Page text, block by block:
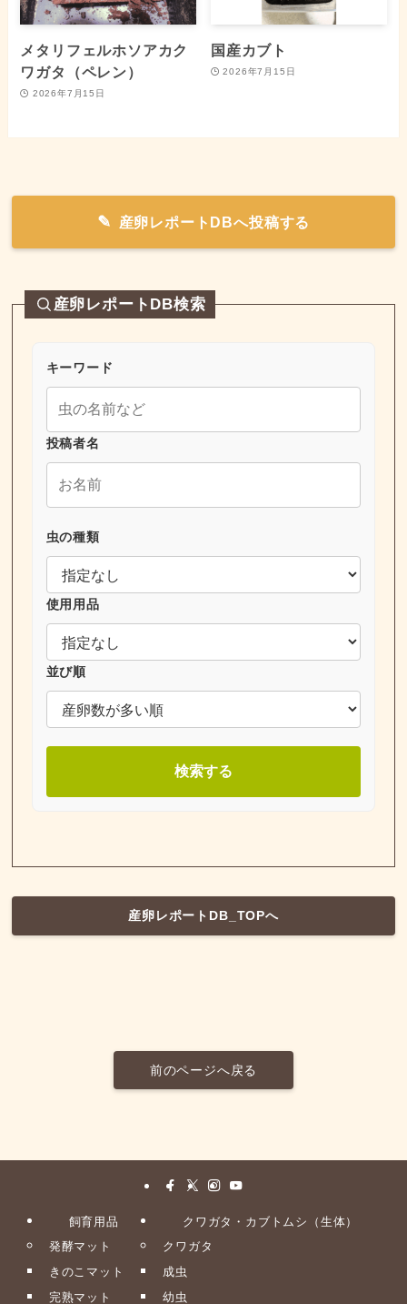
メタリフェルホソアカク
ワガタ（ペレン）
2026年7月15日
国産カブト
2026年7月15日
産卵レポートDBへ投稿する
産卵レポートDB検索
キーワード
投稿者名
虫の種類
使用用品
並び順
検索する
産卵レポートDB_TOPへ
前のページへ戻る
飼育用品
発酵マット
きのこマット
完熟マット
クワガタ・カブトムシ（生体）
クワガタ
成虫
幼虫